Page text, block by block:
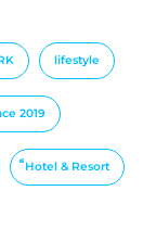
lifestyle
2019
็Hotel & Resort